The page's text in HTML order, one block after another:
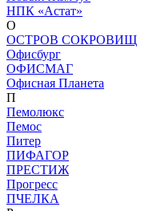
НПК «Астат»
О
ОСТРОВ СОКРОВИЩ
Офисбург
ОФИСМАГ
Офисная Планета
П
Пемолюкс
Пемос
Питер
ПИФАГОР
ПРЕСТИЖ
Прогресс
ПЧЕЛКА